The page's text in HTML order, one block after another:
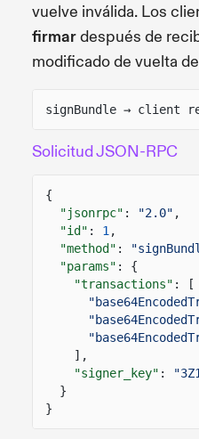
vuelve inválida. Los
firmardespués de
modificado de vuelta
signBundle → client
Solicitud JSON-RPC
{
"jsonrpc" : "2.0" ,
"id" : 1 ,
"method" :
"params" : {
"transactions" : [
],
"signer_key" :
}
}